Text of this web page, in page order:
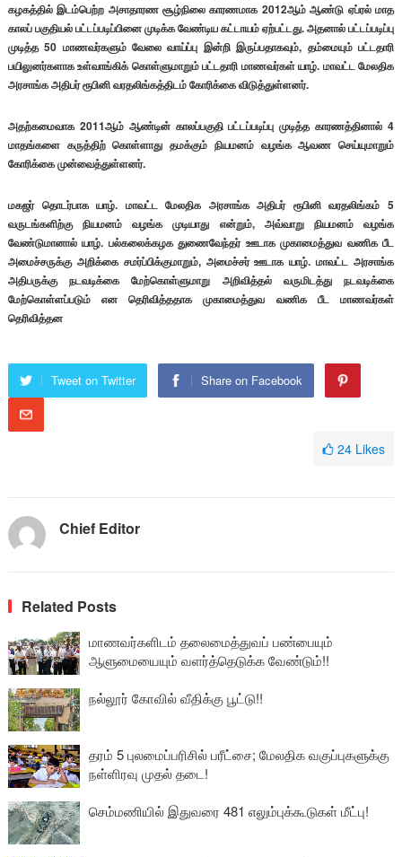
கழகத்தில் இடம்பெற்ற அசாதாரண சூழ்நிலை காரணமாக 2012ஆம் ஆண்டு ஏப்ரல் மாத
காலப் பகுதியல் பட்டப்படிப்பினை முடிக்க வேண்டிய கட்டாயம் ஏற்பட்டது. அதனால் பட்டப்படிப்பு
முடித்த 50 மாணவர்களும் வேலை வாய்ப்பு இன்றி இருப்பதாகவும், தம்மையும் பட்டதாரி
பயிலுனர்களாக உள்வாங்கிக் கொள்ளுமாறும் பட்டதாரி மாணவர்கள் யாழ். மாவட்ட மேலதிக
அரசாங்க அதிபர் ரூபினி வரதலிங்கத்திடம் கோரிக்கை விடுத்துள்ளனர்.
அதற்கமைவாக 2011ஆம் ஆண்டின் காலப்பகுதி பட்டப்படிப்பு முடித்த காரணத்தினால் 4
மாதங்களை கருத்திற் கொள்ளாது தமக்கும் நியமனம் வழங்க ஆவண செய்யுமாறும்
கோரிக்கை முன்வைத்துள்ளனர்.
மகஜர் தொடர்பாக யாழ். மாவட்ட மேலதிக அரசாங்க அதிபர் ரூபினி வரதலிங்கம் 5
வருடங்களிற்கு நியமனம் வழங்க முடியாது என்றும், அவ்வாறு நியமனம் வழங்க
வேண்டுமானால் யாழ். பல்கலைக்கழக துணைவேந்தர் ஊடாக முகாமைத்துவ வணிக பீட
அமைச்சருக்கு அறிக்கை சமர்ப்பிக்குமாறும், அமைச்சர் ஊடாக யாழ். மாவட்ட அரசாங்க
அதிபருக்கு நடவடிக்கை மேற்கொள்ளுமாறு அறிவித்தல் வருமிடத்து நடவடிக்கை
மேற்கொள்ளப்படும் என தெரிவித்ததாக முகாமைத்துவ வணிக பீட மாணவர்கள்
தெரிவித்தன
Tweet on Twitter Share on Facebook
24 Likes
Chief Editor
Related Posts
மாணவர்களிடம் தலைமைத்துவப் பண்பையும்
ஆளுமையையும் வளர்த்தெடுக்க வேண்டும்!!
நல்லூர் கோவில் வீதிக்கு பூட்டு!!
தரம் 5 புலமைப்பரிசில் பரீட்சை; மேலதிக வகுப்புகளுக்கு
நள்ளிரவு முதல் தடை!
செம்மணியில் இதுவரை 481 எலும்புக்கூடுகள் மீட்பு!